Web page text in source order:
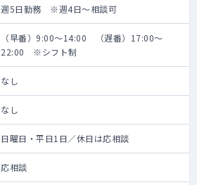
週5日勤務 ※週4日～相談可
（早番）9:00～14:00 （遅番）17:00～
22:00 ※シフト制
なし
なし
日曜日・平日1日／休日は応相談
応相談